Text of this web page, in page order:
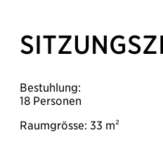
Bestuhlung:
18 Personen
Raumgrösse: 33 m²